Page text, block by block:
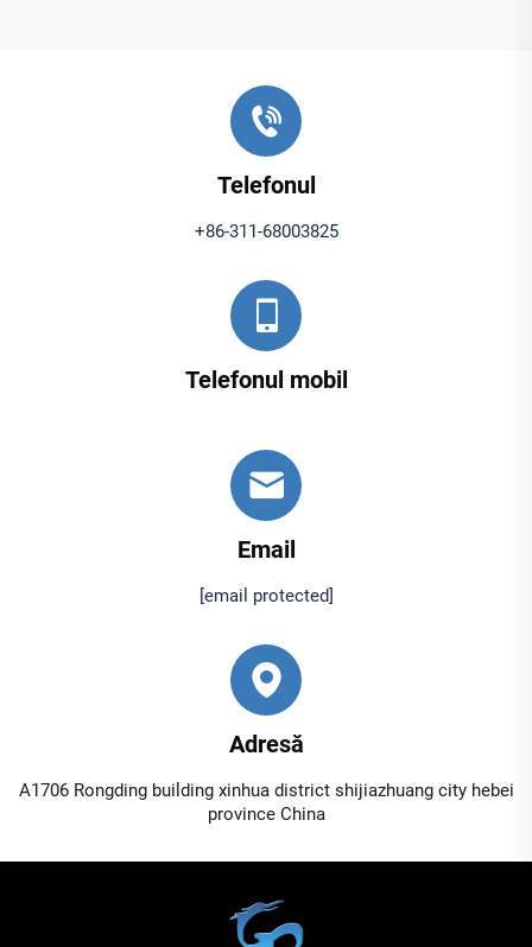
Telefonul
+86-311-68003825
Telefonul mobil
Email
[email protected]
Adresă
A1706 Rongding building xinhua district shijiazhuang city hebei
province China